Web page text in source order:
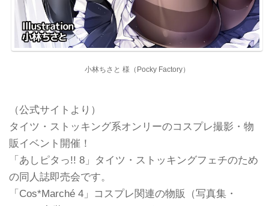
小林ちさと 様（Pocky Factory）
（公式サイトより）
タイツ・ストッキング系オンリーのコスプレ撮影・物
販イベント開催！
「あしピタっ!! 8」タイツ・ストッキングフェチのため
の同人誌即売会です。
「Cos*Marché 4」コスプレ関連の物販（写真集・